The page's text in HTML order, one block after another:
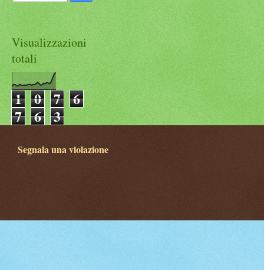
Visualizzazioni
totali
1 0 7 6
7 6 3
Segnala una violazione